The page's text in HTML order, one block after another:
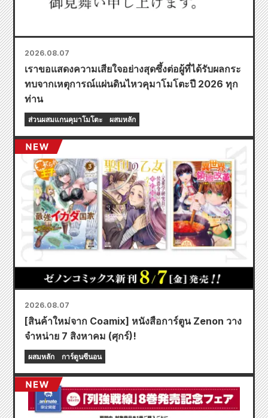
2026.08.07
เราขอแสดงความเสียใจอย่างสุดซึ้งต่อผู้ที่ได้รับผลกระ
ทบจากเหตุการณ์แผ่นดินไหวคุมาโมโตะปี 2026 ทุก
ท่าน
ส่วนผสมแกนคุมาโมโตะ ผสมหลัก
2026.08.07
[สินค้าใหม่จาก Coamix] หนังสือการ์ตูน Zenon วาง
จำหน่าย 7 สิงหาคม (ศุกร์)!
ผสมหลัก การ์ตูนซีนอน